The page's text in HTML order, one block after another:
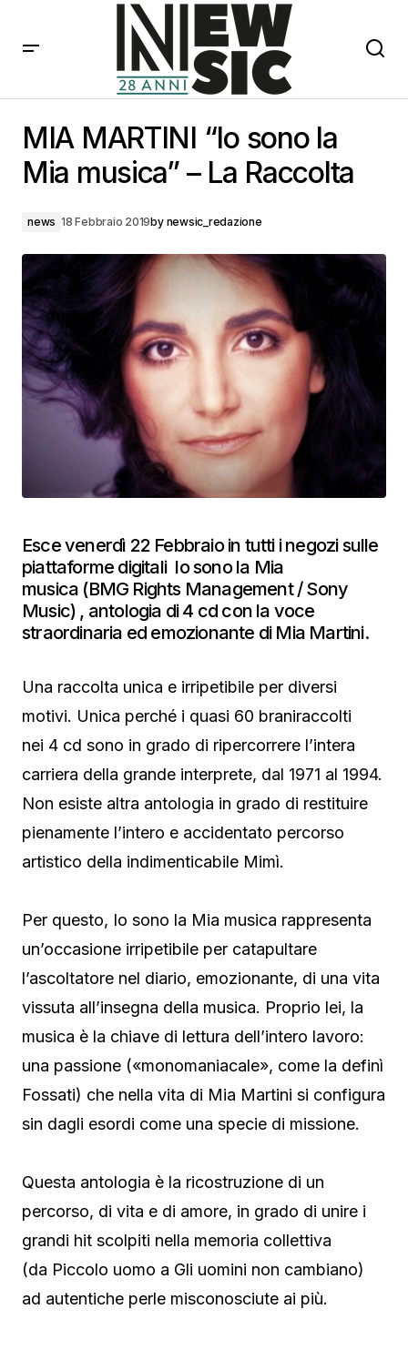
MIA MARTINI “Io sono la
Mia musica” – La Raccolta
news 18 Febbraio 2019by newsic_redazione
Esce venerdì 22 Febbraio in tutti i negozi sulle
piattaforme digitali Io sono la Mia
musica (BMG Rights Management / Sony
Music) , antologia di 4 cd con la voce
straordinaria ed emozionante di Mia Martini.
Una raccolta unica e irripetibile per diversi
motivi. Unica perché i quasi 60 braniraccolti
nei 4 cd sono in grado di ripercorrere l’intera
carriera della grande interprete, dal 1971 al 1994.
Non esiste altra antologia in grado di restituire
pienamente l’intero e accidentato percorso
artistico della indimenticabile Mimì.
Per questo, Io sono la Mia musica rappresenta
un’occasione irripetibile per catapultare
l’ascoltatore nel diario, emozionante, di una vita
vissuta all’insegna della musica. Proprio lei, la
musica è la chiave di lettura dell’intero lavoro:
una passione («monomaniacale», come la definì
Fossati) che nella vita di Mia Martini si configura
sin dagli esordi come una specie di missione.
Questa antologia è la ricostruzione di un
percorso, di vita e di amore, in grado di unire i
grandi hit scolpiti nella memoria collettiva
(da Piccolo uomo a Gli uomini non cambiano)
ad autentiche perle misconosciute ai più.